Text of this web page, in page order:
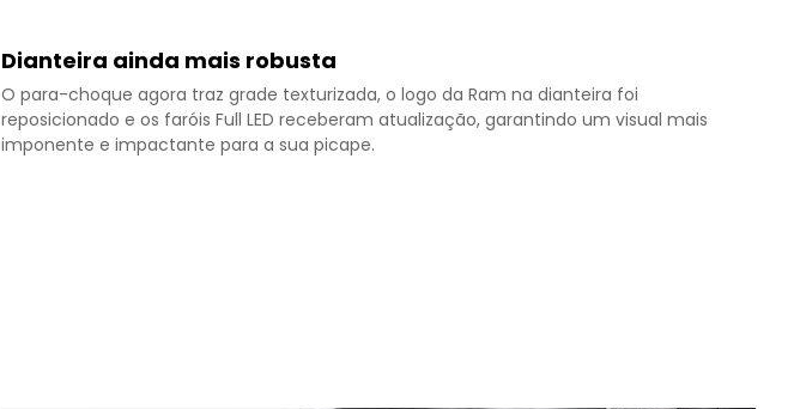
Dianteira ainda mais robusta
O para-choque agora traz grade texturizada, o logo da Ram na dianteira foi
reposicionado e os faróis Full LED receberam atualização, garantindo um visual mais
imponente e impactante para a sua picape.